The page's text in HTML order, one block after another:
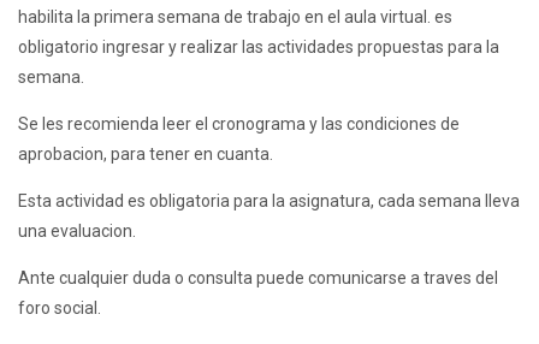
habilita la primera semana de trabajo en el aula virtual. es
obligatorio ingresar y realizar las actividades propuestas para la
semana.
Se les recomienda leer el cronograma y las condiciones de
aprobacion, para tener en cuanta.
Esta actividad es obligatoria para la asignatura, cada semana lleva
una evaluacion.
Ante cualquier duda o consulta puede comunicarse a traves del
foro social.